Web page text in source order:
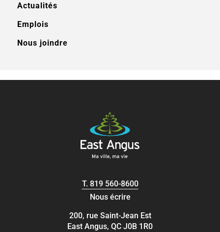
Actualités
Emplois
Nous joindre
T. 819 560-8600
Nous écrire
200, rue Saint-Jean Est
East Angus, QC J0B 1R0